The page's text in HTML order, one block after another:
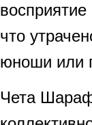
что
юноши или
Чета